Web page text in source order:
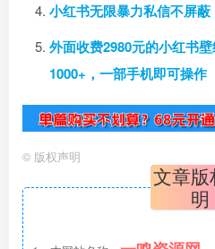
小红书无限暴力私信不屏蔽
外面收费2980元的小红书
1000+，一部手机即可操作
© 版权声明
文章版
明